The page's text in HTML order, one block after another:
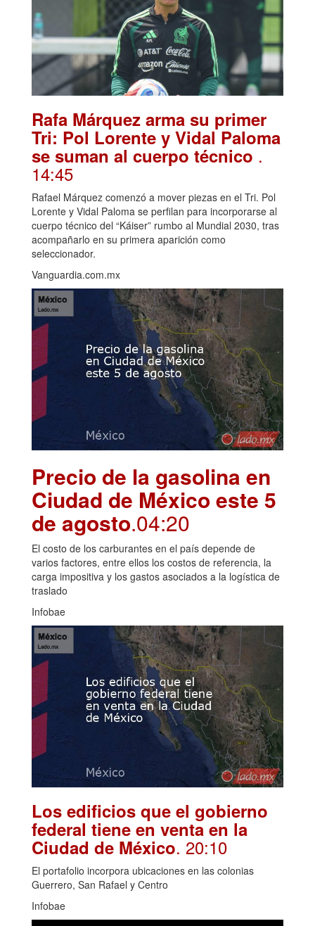
Rafa Márquez arma su primer
Tri: Pol Lorente y Vidal Paloma
se suman al cuerpo técnico .
14:45
Rafael Márquez comenzó a mover piezas en el Tri. Pol
Lorente y Vidal Paloma se perfilan para incorporarse al
cuerpo técnico del “Káiser” rumbo al Mundial 2030, tras
acompañarlo en su primera aparición como
seleccionador.
Vanguardia.com.mx
Precio de la gasolina en
Ciudad de México este 5
de agosto.04:20
El costo de los carburantes en el país depende de
varios factores, entre ellos los costos de referencia, la
carga impositiva y los gastos asociados a la logística de
traslado
Infobae
Los edificios que el gobierno
federal tiene en venta en la
Ciudad de México. 20:10
El portafolio incorpora ubicaciones en las colonias
Guerrero, San Rafael y Centro
Infobae